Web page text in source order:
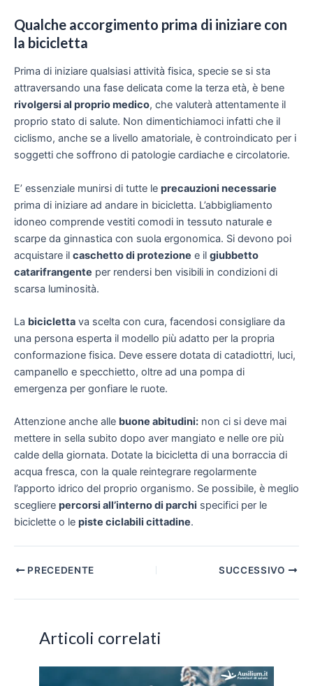
Qualche accorgimento prima di iniziare con
la bicicletta
Prima di iniziare qualsiasi attività fisica, specie se si sta
attraversando una fase delicata come la terza età, è bene
rivolgersi al proprio medico, che valuterà attentamente il
proprio stato di salute. Non dimentichiamoci infatti che il
ciclismo, anche se a livello amatoriale, è controindicato per i
soggetti che soffrono di patologie cardiache e circolatorie.
E’ essenziale munirsi di tutte le precauzioni necessarie
prima di iniziare ad andare in bicicletta. L’abbigliamento
idoneo comprende vestiti comodi in tessuto naturale e
scarpe da ginnastica con suola ergonomica. Si devono poi
acquistare il caschetto di protezione e il giubbetto
catarifrangente per rendersi ben visibili in condizioni di
scarsa luminosità.
La bicicletta va scelta con cura, facendosi consigliare da
una persona esperta il modello più adatto per la propria
conformazione fisica. Deve essere dotata di catadiottri, luci,
campanello e specchietto, oltre ad una pompa di
emergenza per gonfiare le ruote.
Attenzione anche alle buone abitudini: non ci si deve mai
mettere in sella subito dopo aver mangiato e nelle ore più
calde della giornata. Dotate la bicicletta di una borraccia di
acqua fresca, con la quale reintegrare regolarmente
l’apporto idrico del proprio organismo. Se possibile, è meglio
scegliere percorsi all’interno di parchi specifici per le
biciclette o le piste ciclabili cittadine.
Navigazione
PRECEDENTE SUCCESSIVO
Articoli correlati